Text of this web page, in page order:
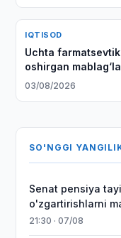
IQTISOD
Uchta
oshirgan
03/08/2026
SO'NGGI
Senat pensiya
o'zgartirishlarni
21:30 · 07/08